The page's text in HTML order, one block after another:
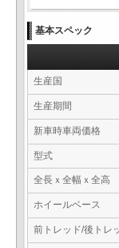
基本スペック
生産国
生産期間
新車時車両価格
型式
全長ｘ全幅ｘ全高
ホイールベース
前トレッド/後トレ